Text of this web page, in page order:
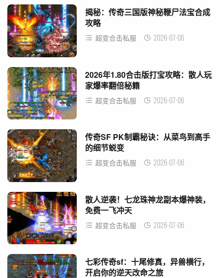
揭秘：传奇三国版神秘鞭尸法宝合成
攻略
超变合击私服 2026-07-06
2026年1.80合击版打宝攻略：散人玩
家爆率翻倍秘籍
超变合击私服 2026-07-06
传奇SF PK制霸秘诀：从菜鸟到高手
的细节蜕变
超变合击私服 2026-07-06
散人逆袭！七龙珠神龙副本爆神装，
免费一飞冲天
超变合击私服 2026-07-06
七彩传奇sf：十尾修真，异兽横行，
开启你的逆天改命之旅